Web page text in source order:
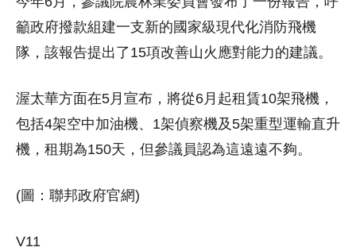
籲政府撥款組建一支新的國家級現代化消防飛機
隊，該報告提出了15項改善山火應對能力的建議。
渥太華方面在5月宣布，將從6月起租賃10架飛機，
包括4架空中加油機、1架偵察機及5架重型運輸直升
機，租期為150天，但參議員認為這遠遠不夠。
(圖：聯邦政府官網)
V11